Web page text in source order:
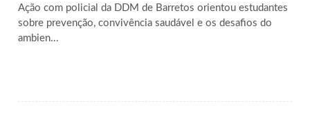
Ação com policial da DDM de Barretos orientou estudantes
sobre prevenção, convivência saudável e os desafios do
ambien...